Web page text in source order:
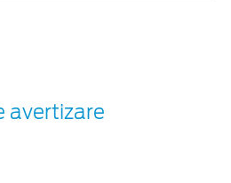
avertizare